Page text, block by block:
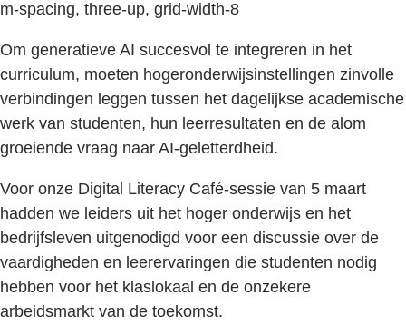
m-spacing, three-up, grid-width-8
Om generatieve AI succesvol te integreren in het
curriculum, moeten hogeronderwijsinstellingen zinvolle
verbindingen leggen tussen het dagelijkse academische
werk van studenten, hun leerresultaten en de alom
groeiende vraag naar AI-geletterdheid.
Voor onze Digital Literacy Café-sessie van 5 maart
hadden we leiders uit het hoger onderwijs en het
bedrijfsleven uitgenodigd voor een discussie over de
vaardigheden en leerervaringen die studenten nodig
hebben voor het klaslokaal en de onzekere
arbeidsmarkt van de toekomst.